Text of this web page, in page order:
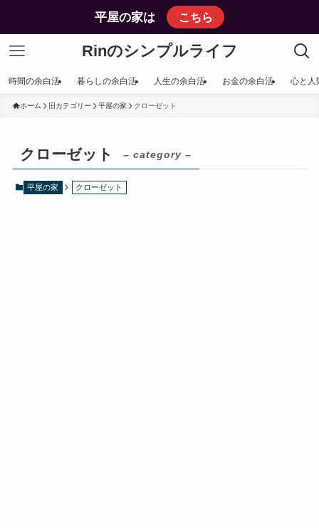
平屋の家は こちら
Rinのシンプルライフ
時間の余白活 暮らしの余白活 人生の余白活 お金の余白活 心と人
ホーム 旧カテゴリー 平屋の家 クローゼット
クローゼット – category –
平屋の家 クローゼット